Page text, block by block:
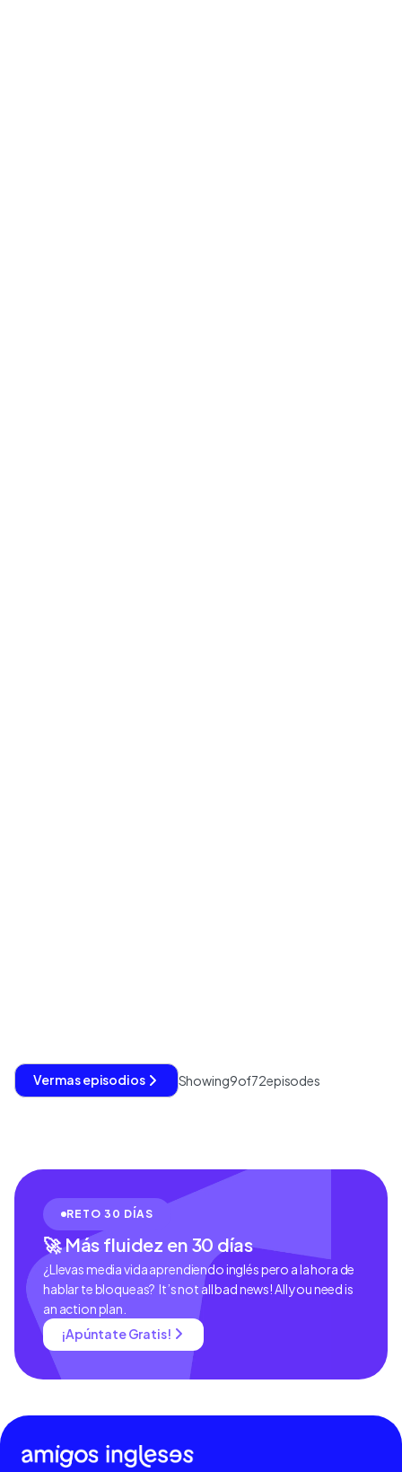
Ver mas episodios Showing9of72episodes
RETO 30 DÍAS
🚀 Más fluidez en 30 días
¿Llevas media vida aprendiendo inglés pero a la hora de
hablar te bloqueas? It’s not all bad news! All you need is
an action plan.
¡Apúntate Gratis!